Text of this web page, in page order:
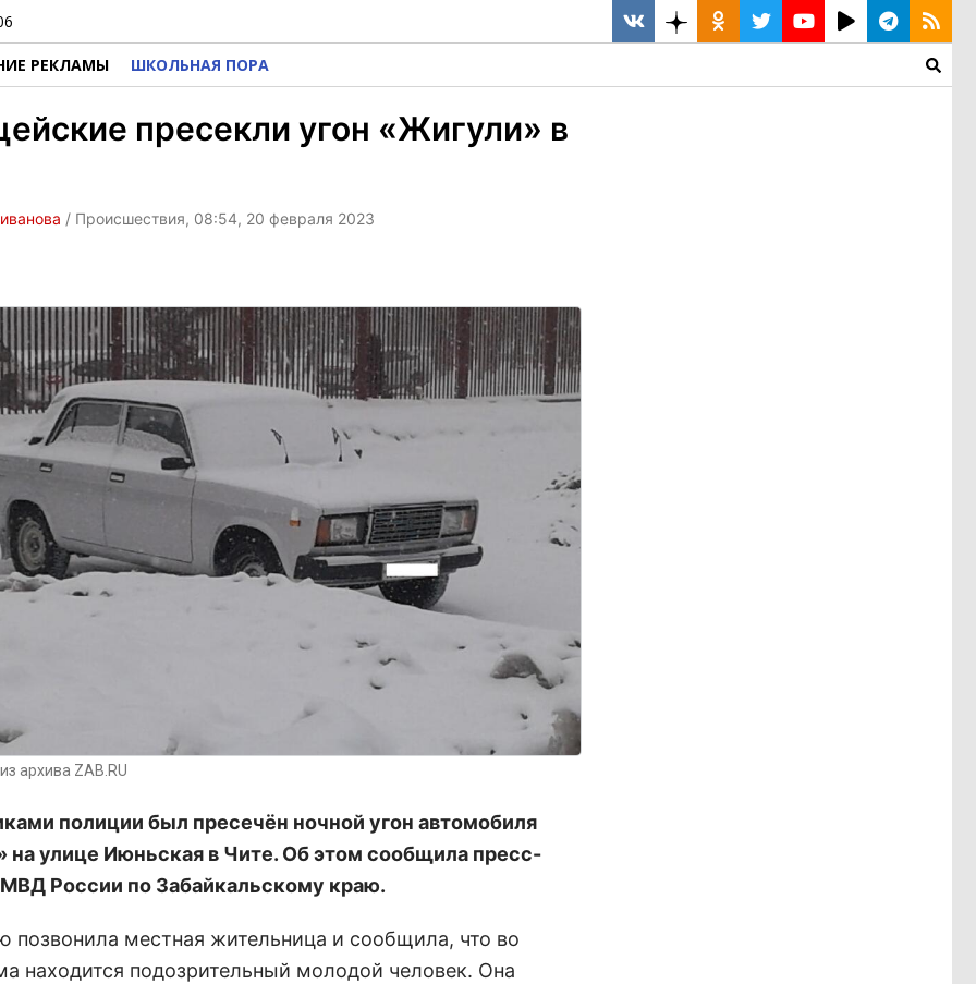
РЕКЛАМЫ ШКОЛЬНАЯ ПОРА
пресекли угон «Жигули» в
/ Происшествия, 08:54, 20 февраля 2023
архива ZAB.RU
полиции был пресечён ночной угон автомобиля
на улице Июньская в Чите. Об этом сообщила пресс-
России по Забайкальскому краю.
позвонила местная жительница и сообщила, что во
находится подозрительный молодой человек. Она